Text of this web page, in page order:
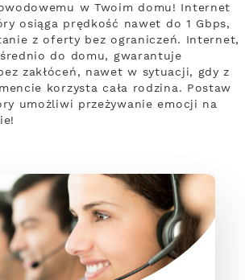
w Twoim domu! Internet
osiąga prędkość nawet do 1 Gbps,
z oferty bez ograniczeń. Internet,
do domu, gwarantuje
zakłóceń, nawet w sytuacji, gdy z
korzysta cała rodzina. Postaw
umożliwi przeżywanie emocji na